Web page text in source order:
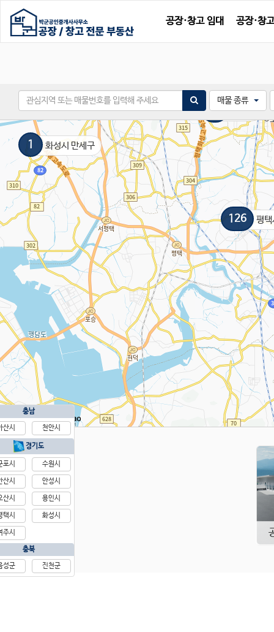
공장·창고 임대 공장·창
매물 종류
126 평택
10 오산시
1 화성시 만세구
4km
충남
산시 천안시
경기도
포시 수원시
산시 안성시
산시 용인시
택시 화성시
주시
충북
성군 진천군